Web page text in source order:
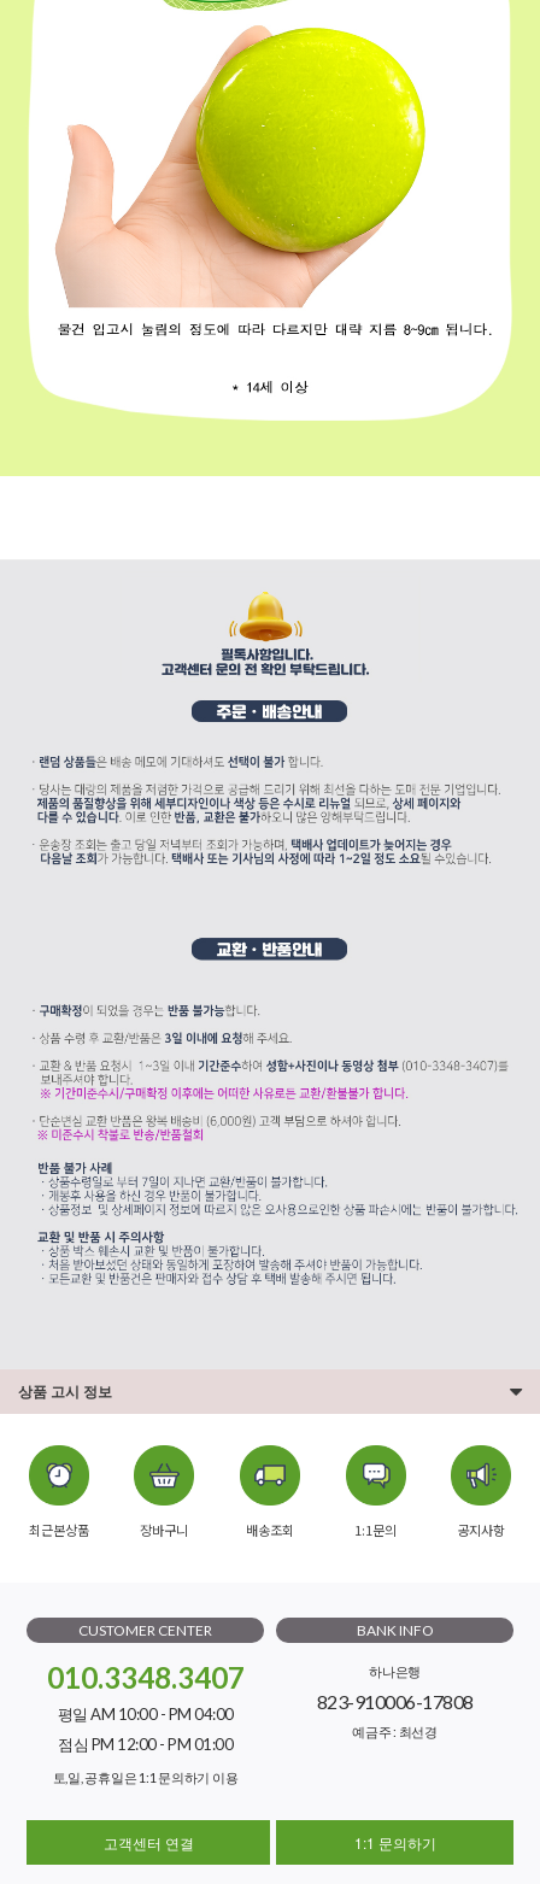
상품 고시 정보
최근본상품 장바구니 배송조회 1:1문의 공지사항
CUSTOMER CENTER
010.3348.3407
평일 AM 10:00 - PM 04:00
점심 PM 12:00 - PM 01:00
토,일, 공휴일은 1:1 문의하기 이용
BANK INFO
하나은행
823-910006-17808
예금주 : 최선경
고객센터 연결 1:1 문의하기